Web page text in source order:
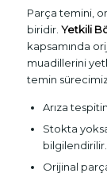
Parça temini,
biridir. Yetkili
kapsamında
muadillerini
temin
Arıza
Stokta
bilgilendirilir.
Orijinal